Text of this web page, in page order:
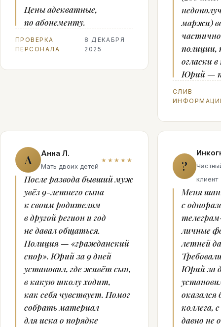
Цены адекватные,
по абонементу.
ПРОВЕРКА
ПЕРСОНАЛА
8 ДЕКАБРЯ
2025
маржи)
полиции,
огласки
Юрий —
СЛИВ
А Анна Л.
Мать двоих детей
★★★★★
После развода бывший муж
увёз 9-летнего сына
к своим родителям
в другой регион и год
не давал общаться.
Полиция — «гражданский
спор». Юрий за 9 дней
установил, где живёт сын,
в какую школу ходит,
как себя чувствует. Помог
собрать материал
для иска о порядке
?
клиент
Меня
с
личные
летней
Юрий за
коллега,
давно не